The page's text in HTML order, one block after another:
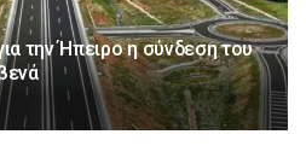
την Ήπειρο η σύνδεση του